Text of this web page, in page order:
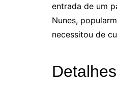
entrada de um
Nunes,
necessitou de